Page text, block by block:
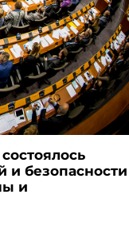
безопасности
и